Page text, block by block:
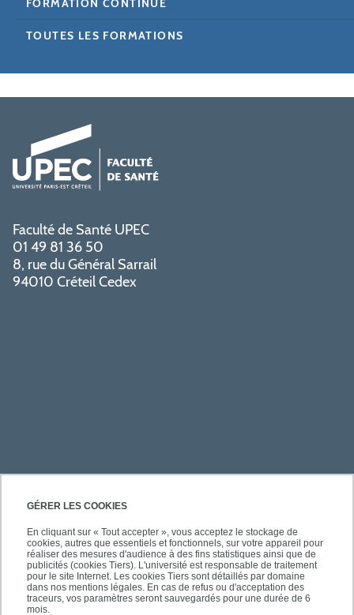
GÉRER LES COOKIES
En cliquant sur « Tout accepter », vous acceptez le stockage de
cookies, autres que essentiels et fonctionnels, sur votre appareil pour
réaliser des mesures d'audience à des fins statistiques ainsi que de
publicités (cookies Tiers). L'université est responsable de traitement
pour le site Internet. Les cookies Tiers sont détaillés par domaine
dans nos mentions légales. En cas de refus ou d'acceptation des
traceurs, vos paramètres seront sauvegardés pour une durée de 6
mois.
FORMATION CONTINUE
TOUTES LES FORMATIONS
Faculté de Santé UPEC
01 49 81 36 50
8, rue du Général Sarrail
94010 Créteil Cedex
PRATIQUE
ACCÈS RAPIDES